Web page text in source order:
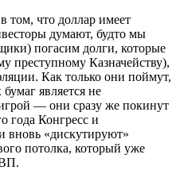
том, что доллар имеет
думают, будто мы
погасим долги, которые
преступному Казначейству),
Как только они поймут,
является не
— они сразу же покинут
года Конгресс и
вновь «дискутируют»
потолка, который уже